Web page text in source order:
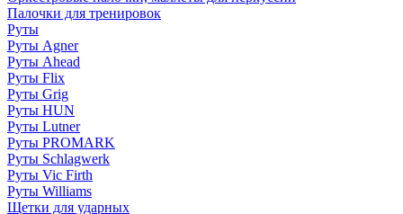
Палочки для тренировок
Руты
Руты Agner
Руты Ahead
Руты Flix
Руты Grig
Руты HUN
Руты Lutner
Руты PROMARK
Руты Schlagwerk
Руты Vic Firth
Руты Williams
Щетки для ударных